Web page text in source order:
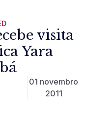
visita
Yara
01 novembro
2011